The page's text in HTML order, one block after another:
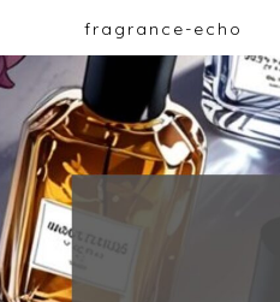
fragrance-echo